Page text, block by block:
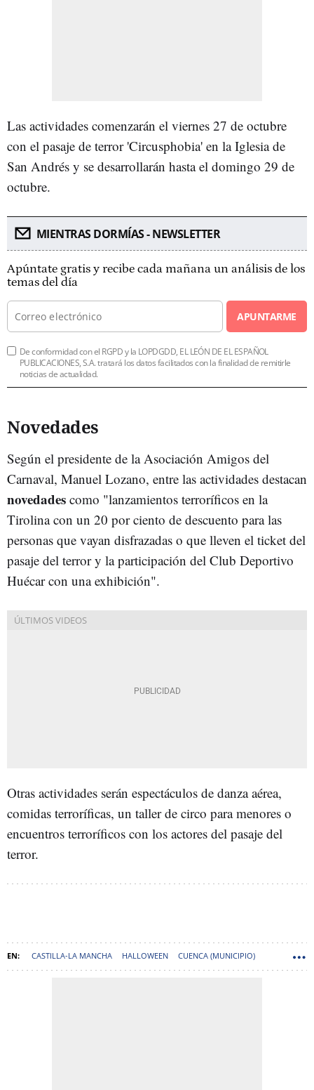
Las actividades comenzarán el viernes 27 de octubre
con el pasaje de terror 'Circusphobia' en la Iglesia de
San Andrés y se desarrollarán hasta el domingo 29 de
octubre.
MIENTRAS DORMÍAS - NEWSLETTER
Apúntate gratis y recibe cada mañana un análisis de los
temas del día
APUNTARME
De conformidad con el RGPD y la LOPDGDD, EL LEÓN DE EL ESPAÑOL
PUBLICACIONES, S.A. tratará los datos facilitados con la finalidad de remitirle
noticias de actualidad.
Novedades
Según el presidente de la Asociación Amigos del
Carnaval, Manuel Lozano, entre las actividades destacan
novedades como "lanzamientos terroríficos en la
Tirolina con un 20 por ciento de descuento para las
personas que vayan disfrazadas o que lleven el ticket del
pasaje del terror y la participación del Club Deportivo
Huécar con una exhibición".
Otras actividades serán espectáculos de danza aérea,
comidas terroríficas, un taller de circo para menores o
encuentros terroríficos con los actores del pasaje del
terror.
CASTILLA-LA MANCHA HALLOWEEN CUENCA (MUNICIPIO)